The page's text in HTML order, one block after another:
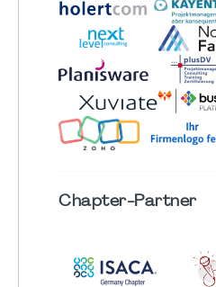
Chapter-Partner